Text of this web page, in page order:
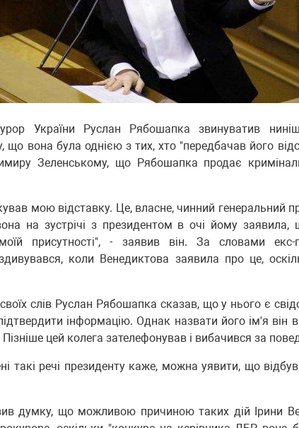
України Руслан Рябошапка звинуватив
що вона була однією з тих, хто "передбачав його
Зеленському, що Рябошапка продає
мою відставку. Це, власне, чинний генеральний
на зустрічі з президентом в очі йому
присутності", - заявив він. За словами екс-
коли Венедиктова заявила про це,
слів Руслан Рябошапка сказав, що у нього є
інформацію. Однак назвати його ім'я він
цей колега зателефонував і вибачився за
такі речі президенту каже, можна уявити, що
думку, що можливою причиною таких дій Ірини